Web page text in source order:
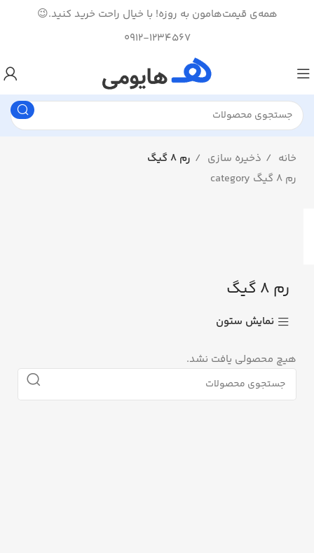
همه‌ی قیمت‌هامون به روزه! با خیال راحت خرید کنید.😉
0912-1234567
خانه ذخیره سازی
رم 8 گیگ
رم 8 گیگ category
رم 8 گیگ
نمایش ستون
هیچ محصولی یافت نشد.